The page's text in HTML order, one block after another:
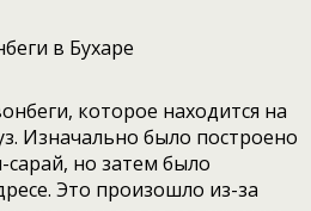
которое находится на
Изначально было построено
сарай, но затем было
Это произошло из-за